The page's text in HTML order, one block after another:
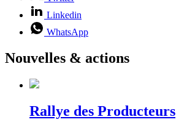
Linkedin
WhatsApp
Nouvelles & actions
Rallye des Producteurs